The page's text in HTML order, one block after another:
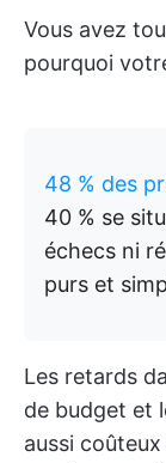
Vous avez
pourquoi
48 % des
40 % se
échecs ni
purs et
Les retards
de budget et
aussi